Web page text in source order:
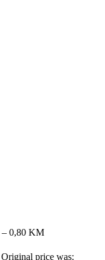
– 0,80 KM
Original price was: